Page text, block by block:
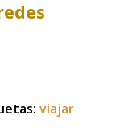
viajar